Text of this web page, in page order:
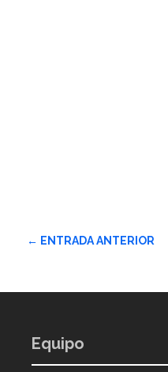
← ENTRADA ANTERIOR
Equipo